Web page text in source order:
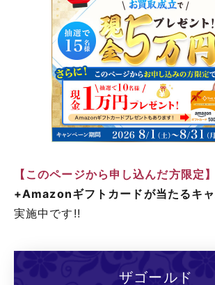
【このページから申し込んだ方限定】
+Amazonギフトカードが当たるキャ
実施中です!!
ザゴールド